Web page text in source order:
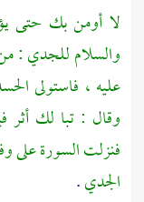
لا أومن بك حتى
والسلام للجدي :
عليه ، فاستولى
وقال : تبا لك
فنزلت السورة على
الجدي.